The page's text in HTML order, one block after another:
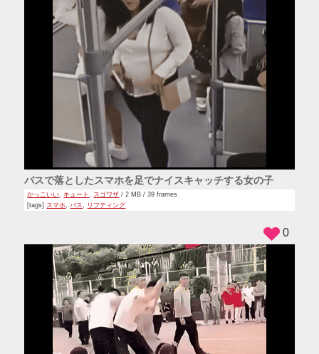
バスで落としたスマホを足でナイスキャッチする女の子
かっこいい, キュート, スゴワザ / 2 MB / 39 frames
[tags] スマホ バス リフティング
0